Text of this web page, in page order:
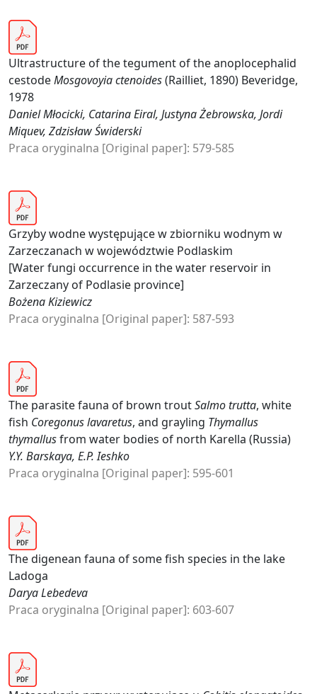
Ultrastructure of the tegument of the anoplocephalid
cestodeMosgovoyia ctenoides(Railliet, 1890) Beveridge,
1978
Daniel Młocicki, Catarina Eiral, Justyna Żebrowska, Jordi
Miquev, Zdzisław Świderski
Praca oryginalna [Original paper]: 579-585
Grzyby wodne występujące w zbiorniku wodnym w
Zarzeczanach w województwie Podlaskim
[Water fungi occurrence in the water reservoir in
Zarzeczany of Podlasie province]
Bożena Kiziewicz
Praca oryginalna [Original paper]: 587-593
The parasite fauna of brown troutSalmo trutta, white
fish Coregonus lavaretus, and grayling Thymallus
thymallusfrom water bodies of north Karella (Russia)
Y.Y. Barskaya, E.P. Ieshko
Praca oryginalna [Original paper]: 595-601
The digenean fauna of some fish species in the lake
Ladoga
Darya Lebedeva
Praca oryginalna [Original paper]: 603-607